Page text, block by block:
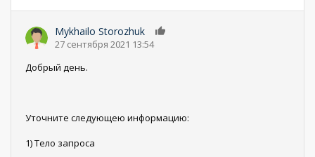
Mykhailo Storozhuk
27 сентября 2021 13:54
Добрый день.
Уточните следующею информацию:
1) Тело запроса